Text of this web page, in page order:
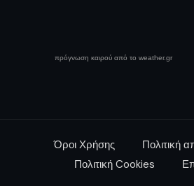
πρόγνωση καιρού από το weather.gr
Όροι Χρήσης
Πολιτική
Πολιτική Cookies